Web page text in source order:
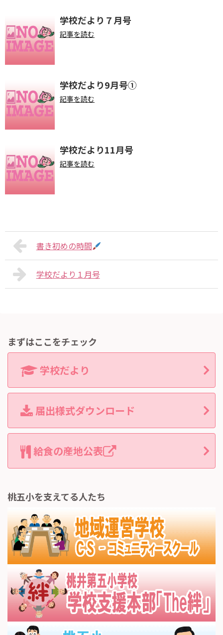
学校だより７月号
記事を読む
学校だより9月号①
記事を読む
学校だより11月号
記事を読む
書き初めの時間
学校だより１月号
まずはここをチェック
学校だより
届出様式ダウンロード
給食の産地公表
桃五小を支えてる人たち